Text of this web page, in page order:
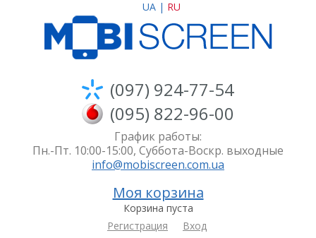
UA | RU
(097) 924-77-54
(095) 822-96-00
График работы:
Пн.-Пт. 10:00-15:00, Суббота-Воскр. выходные
info@mobiscreen.com.ua
Моя корзина
Корзина пуста
Регистрация
Вход